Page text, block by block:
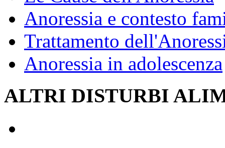
Anoressia e contesto
Trattamento
Anoressia in adolescenza
ALTRI DISTURBI